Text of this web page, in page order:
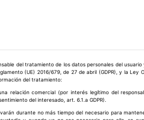
del tratamiento de los datos personales del
(UE) 2016/679, de 27 de abril (GDPR), y la Ley
del tratamiento:
relación comercial (por interés legítimo del
del interesado, art. 6.1.a GDPR).
durante no más tiempo del necesario para